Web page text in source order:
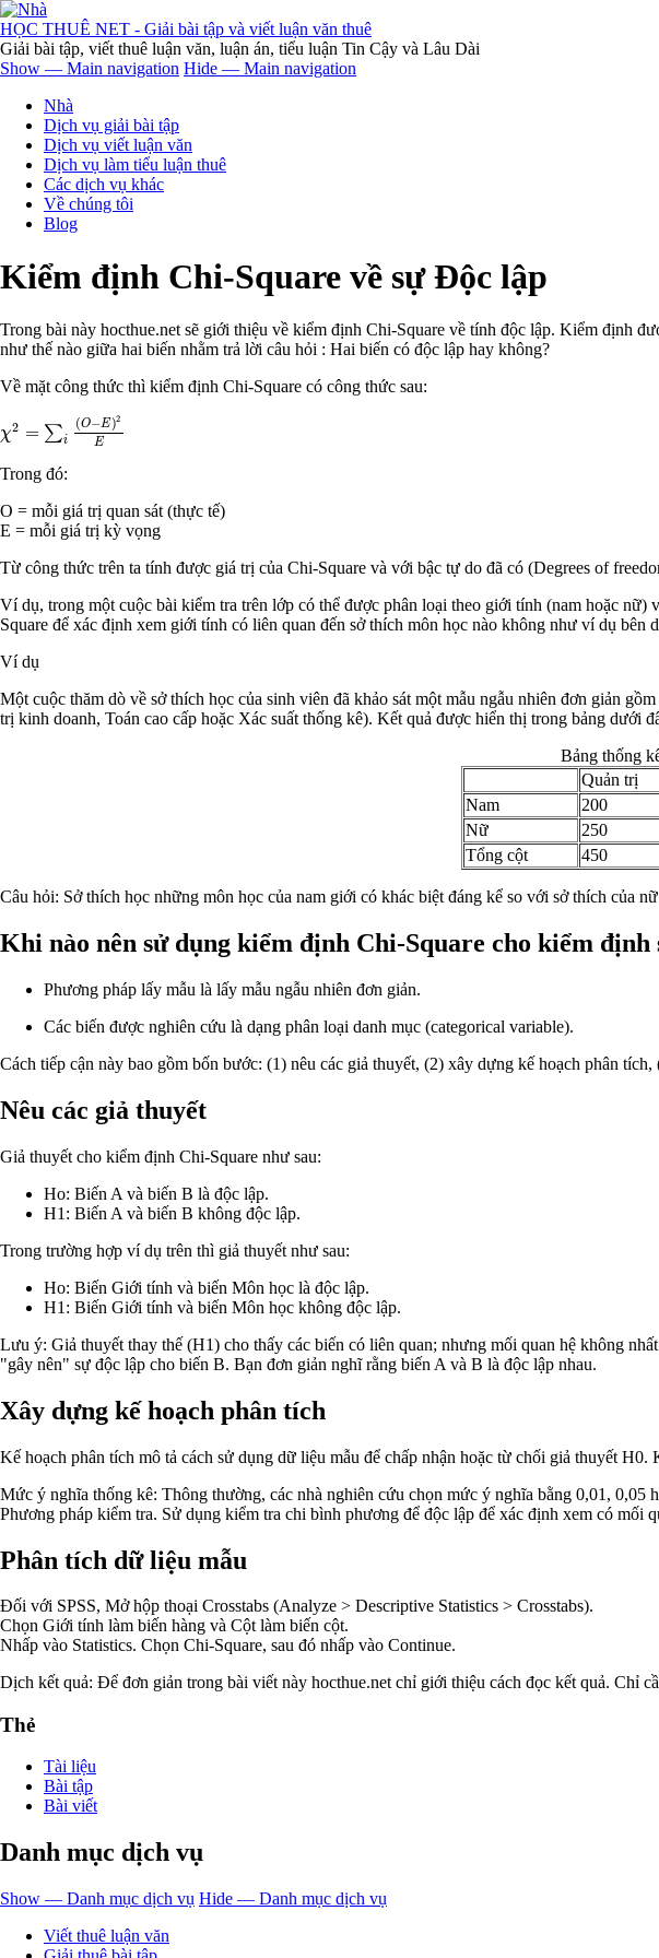
Nhảy
đến
nội
dung
HỌC THUÊ NET - Giải bài tập và viết luận văn thuê
Giải bài tập, viết thuê luận văn, luận án, tiểu luận Tin Cậy và Lâu Dài
Main
navigation
Show — Main navigation Hide — Main navigation
Nhà
Dịch vụ giải bài tập
Dịch vụ viết luận văn
Dịch vụ làm tiểu luận thuê
Các dịch vụ khác
Về chúng tôi
Blog
Kiểm định Chi-Square về sự Độc lập
Trong bài này hocthue.net sẽ giới thiệu về kiểm định Chi-Square về tính độc lập. Kiểm định
như thế nào giữa hai biến nhằm trả lời câu hỏi : Hai biến có độc lập hay không?
Về mặt công thức thì kiểm định Chi-Square có công thức sau:
χ2 = ∑i
(O−E)2
E
χ2= ∑ (O-E)2E
Trong đó:
O = mỗi giá trị quan sát (thực tế)
E = mỗi giá trị kỳ vọng
Từ công thức trên ta tính được giá trị của Chi-Square và với bậc tự do đã có (Degrees of
Ví dụ, trong một cuộc bài kiểm tra trên lớp có thể được phân loại theo giới tính (nam hoặc
Square để xác định xem giới tính có liên quan đến sở thích môn học nào không như ví dụ bên
Ví dụ
Một cuộc thăm dò về sở thích học của sinh viên đã khảo sát một mẫu ngẫu nhiên đơn giản
trị kinh doanh, Toán cao cấp hoặc Xác suất thống kê). Kết quả được hiển thị trong bảng dưới
Bảng thống
Quản trị
Nam
200
Nữ
250
Tổng cột
450
Câu hỏi: Sở thích học những môn học của nam giới có khác biệt đáng kể so với sở thích của
Khi nào nên sử dụng kiểm định Chi-Square cho kiểm định
Phương pháp lấy mẫu là lấy mẫu ngẫu nhiên đơn giản.
Các biến được nghiên cứu là dạng phân loại danh mục (categorical variable).
Cách tiếp cận này bao gồm bốn bước: (1) nêu các giả thuyết, (2) xây dựng kế hoạch phân
Nêu các giả thuyết
Giả thuyết cho kiểm định Chi-Square như sau:
Ho: Biến A và biến B là độc lập.
H1: Biến A và biến B không độc lập.
Trong trường hợp ví dụ trên thì giả thuyết như sau:
Ho: Biến Giới tính và biến Môn học là độc lập.
H1: Biến Giới tính và biến Môn học không độc lập.
Lưu ý: Giả thuyết thay thế (H1) cho thấy các biến có liên quan; nhưng mối quan hệ không
"gây nên" sự độc lập cho biến B. Bạn đơn giản nghĩ rằng biến A và B là độc lập nhau.
Xây dựng kế hoạch phân tích
Kế hoạch phân tích mô tả cách sử dụng dữ liệu mẫu để chấp nhận hoặc từ chối giả thuyết H0.
Mức ý nghĩa thống kê: Thông thường, các nhà nghiên cứu chọn mức ý nghĩa bằng 0,01, 0,05
Phương pháp kiểm tra. Sử dụng kiểm tra chi bình phương để độc lập để xác định xem có mối
Phân tích dữ liệu mẫu
Đối với SPSS, Mở hộp thoại Crosstabs (Analyze > Descriptive Statistics > Crosstabs).
Chọn Giới tính làm biến hàng và Cột làm biến cột.
Nhấp vào Statistics. Chọn Chi-Square, sau đó nhấp vào Continue.
Dịch kết quả: Để đơn giản trong bài viết này hocthue.net chỉ giới thiệu cách đọc kết quả. Chỉ
Thẻ
Tài liệu
Bài tập
Bài viết
Danh mục dịch vụ
Show — Danh mục dịch vụ Hide — Danh mục dịch vụ
Viết thuê luận văn